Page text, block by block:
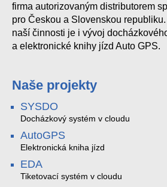
firma autorizovaným distributorem
pro Českou a Slovenskou
naší činnosti je i vývoj
a elektronické knihy jízd Auto GPS.
Naše projekty
SYSDO
Docházkový systém v cloudu
AutoGPS
Elektronická kniha jízd
EDA
Tiketovací systém v cloudu